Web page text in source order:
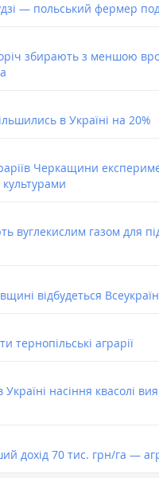
— польський фермер
збирають з меншою
в Україні на 20%
Черкащини
вуглекислим газом для
відбудеться
тернопільські аграрії
насіння квасолі
дохід 70 тис. грн/га —